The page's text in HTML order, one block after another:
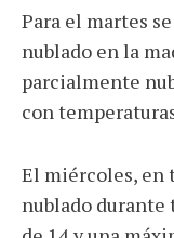
Para el martes
nublado en la
parcialmente
con
El miércoles, en
nublado durante